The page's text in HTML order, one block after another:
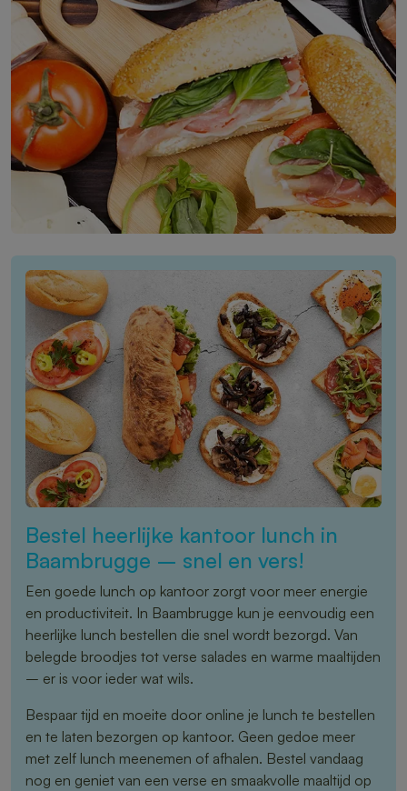
Bestel heerlijke kantoor lunch in
Baambrugge – snel en vers!
Een goede lunch op kantoor zorgt voor meer energie
en productiviteit. In Baambrugge kun je eenvoudig een
heerlijke lunch bestellen die snel wordt bezorgd. Van
belegde broodjes tot verse salades en warme maaltijden
– er is voor ieder wat wils.
Bespaar tijd en moeite door online je lunch te bestellen
en te laten bezorgen op kantoor. Geen gedoe meer
met zelf lunch meenemen of afhalen. Bestel vandaag
nog en geniet van een verse en smaakvolle maaltijd op